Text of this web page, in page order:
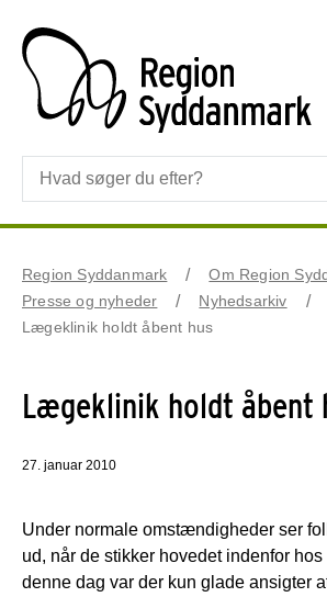
Region Syddanmark
Om Region
Presse og nyheder
Nyhedsarkiv
Lægeklinik holdt åbent hus
Lægeklinik holdt åbent
27. januar 2010
Under normale omstændigheder ser
ud, når de stikker hovedet indenfor
denne dag var der kun glade ansigter